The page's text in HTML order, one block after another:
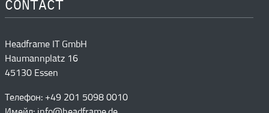
CONTACT
Headframe IT GmbH
Haumannplatz 16
45130 Essen
Телефон: +49 201 5098 0010